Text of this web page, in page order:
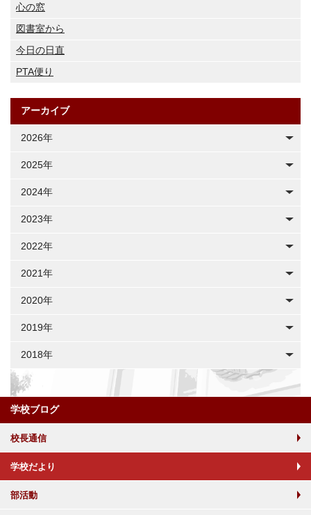
心の窓
図書室から
今日の日直
PTA便り
アーカイブ
2026年
2025年
2024年
2023年
2022年
2021年
2020年
2019年
2018年
学校ブログ
校長通信
学校だより
部活動